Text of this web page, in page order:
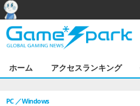
ホーム アクセスランキング
PC Windows